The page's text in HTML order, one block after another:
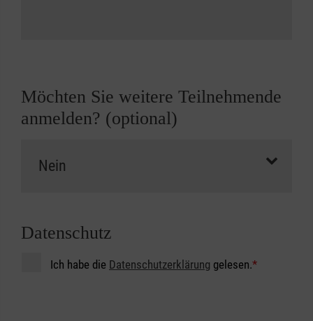
Möchten Sie weitere Teilnehmende
anmelden? (optional)
Datenschutz
Ich habe die Datenschutzerklärung gelesen.*